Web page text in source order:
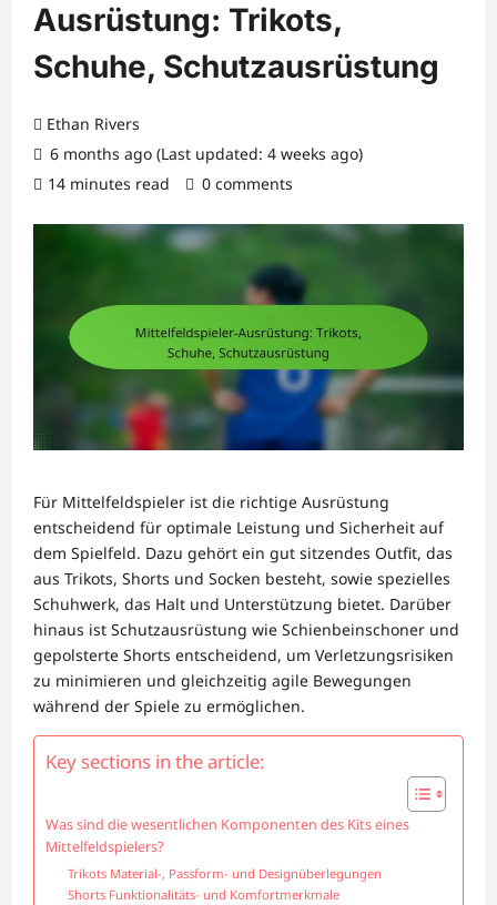
Ausrüstung: Trikots,
Schuhe, Schutzausrüstung
Ethan Rivers
6 months ago (Last updated: 4 weeks ago)
14 minutes read
0 comments
Für Mittelfeldspieler ist die richtige Ausrüstung
entscheidend für optimale Leistung und Sicherheit auf
dem Spielfeld. Dazu gehört ein gut sitzendes Outfit, das
aus Trikots, Shorts und Socken besteht, sowie spezielles
Schuhwerk, das Halt und Unterstützung bietet. Darüber
hinaus ist Schutzausrüstung wie Schienbeinschoner und
gepolsterte Shorts entscheidend, um Verletzungsrisiken
zu minimieren und gleichzeitig agile Bewegungen
während der Spiele zu ermöglichen.
Key sections in the article:
Was sind die wesentlichen Komponenten des Kits eines
Mittelfeldspielers?
Trikots Material-, Passform- und Designüberlegungen
Shorts Funktionalitäts- und Komfortmerkmale